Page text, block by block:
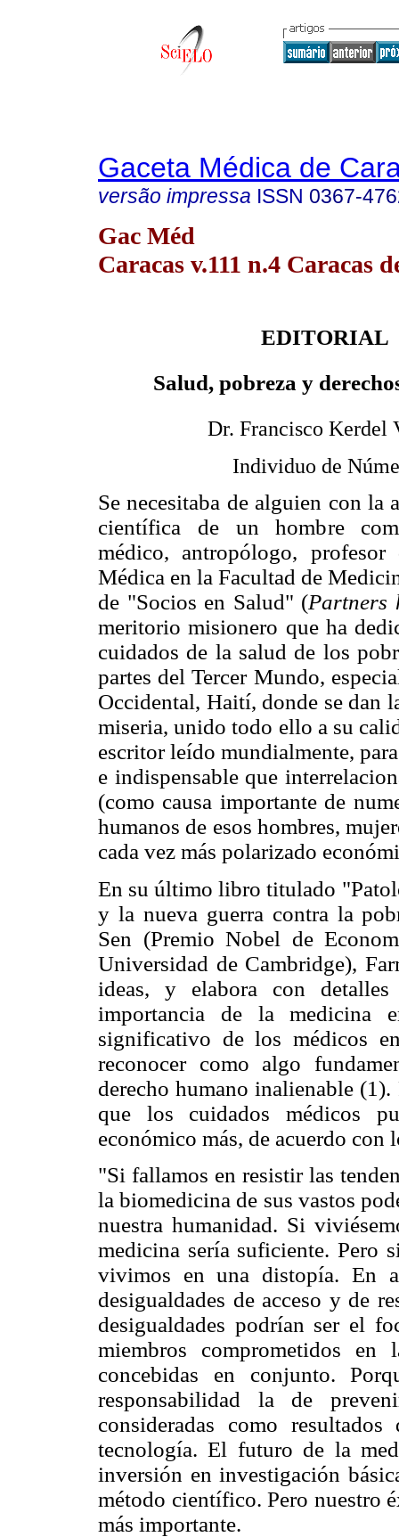
Gaceta Médica de
versão impressa ISSN 0367-
Gac Méd
Caracas v.111 n.4 Caracas
EDITORIAL
Salud, pobreza y
Dr. Francisco Kerdel
Individuo de
Se necesitaba de alguien con la
científica de un hombre
médico, antropólogo,
Médica en la Facultad de
de "Socios en Salud" (Partners
meritorio misionero que ha
cuidados de la salud de los
partes del Tercer Mundo,
Occidental, Haití, donde se dan
miseria, unido todo ello a su
escritor leído mundialmente,
e indispensable que
(como causa importante de
humanos de esos hombres,
cada vez más polarizado
En su último libro titulado
y la nueva guerra contra la
Sen (Premio Nobel de
Universidad de Cambridge),
ideas, y elabora con
importancia de la
significativo de los médicos
reconocer como algo
derecho humano inalienable (1).
que los cuidados médicos
económico más, de acuerdo
"Si fallamos en resistir las
la biomedicina de sus vastos
nuestra humanidad. Si
medicina sería suficiente. Pero
vivimos en una distopía. En
desigualdades de acceso y de
desigualdades podrían ser el
miembros comprometidos en
concebidas en conjunto.
responsabilidad la de
consideradas como
tecnología. El futuro de la
inversión en investigación
método científico. Pero nuestro
más importante.